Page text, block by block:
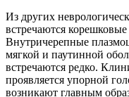
Из других
встречаются
Внутричерепные
мягкой и паутинной
встречаются редко.
проявляется упорной
возникают главным